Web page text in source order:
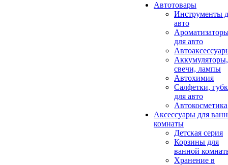
Автотовары
Инструменты
авто
для авто
Аккумуляторы,
свечи, лампы
Автохимия
Салфетки,
для авто
Автокосметика
Аксессуары для
комнаты
Детская серия
Корзины для
ванной
Хранение в